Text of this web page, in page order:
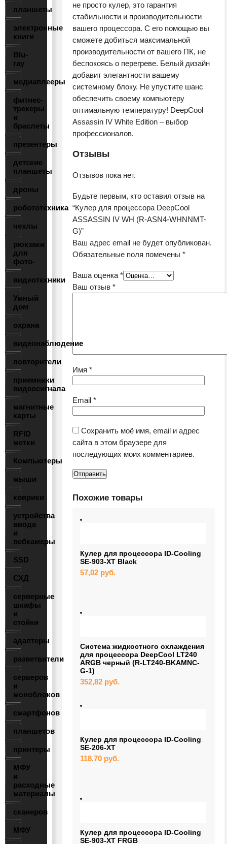
планшеты
электронные
книги
Blu-
ray
медиаплееры
фитнес-
трекеры
и
браслеты
презентеры
детские
планшеты
дроны
робототехника
чехлы
рюкзаки
для
фото-
видеотехники
Умный
дом
охрана
видеонаблюдение
повторители
приемники
видеосигнала
магнитные
карты
RFID
метки
Компьютеры
мыши
коврики
устройства
ввода
и
вебкамеры
SSD
СХД
серверные
шкафы
и
стойки
адаптеры
разветвители
серверов
и
моноблоков
смартфонов
планшетов
принтеры
МФУ
и
расходные
материалы
сканеров
МФУ
не просто кулер, это гарантия
стабильности и производительности
вашего процессора. С его помощью вы
сможете добиться максимальной
производительности от вашего ПК, не
беспокоясь о перегреве. Белый дизайн
добавит элегантности вашему
системному блоку. Не упустите шанс
обеспечить своему компьютеру
оптимальную температуру! DeepCool
Assassin IV White Edition – выбор
профессионалов.
Отзывы
Отзывов пока нет.
Будьте первым, кто оставил отзыв на
“Кулер для процессора DeepCool
ASSASSIN IV WH (R-ASN4-WHNNMT-
G)”
Ваш адрес email не будет опубликован.
Обязательные поля помечены*
Ваша оценка*
Ваш отзыв*
Имя*
Email*
Сохранить моё имя, email и адрес
сайта в этом браузере для
последующих моих комментариев.
Похожие товары
Кулер для процессора ID-Cooling
SE-903-XT Black
57,02 руб.
Система жидкостного охлаждения
для процессора DeepCool LT240
ARGB черный (R-LT240-BKAMNC-
G-1)
352,82 руб.
Кулер для процессора ID-Cooling
SE-206-XT
118,70 руб.
Кулер для процессора ID-Cooling
SE-903-XT FRGB